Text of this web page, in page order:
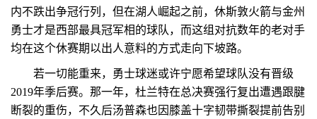
内不跌出争冠行列，但在湖人崛起之前，休斯敦火箭与金州
勇士才是西部最具冠军相的球队，而这组对抗数年的老对手
均在这个休赛期以出人意料的方式走向下坡路。
若一切能重来，勇士球迷或许宁愿希望球队没有晋级
2019年季后赛。那一年，杜兰特在总决赛强行复出遭遇跟腱
断裂的重伤，不久后汤普森也因膝盖十字韧带撕裂提前告别